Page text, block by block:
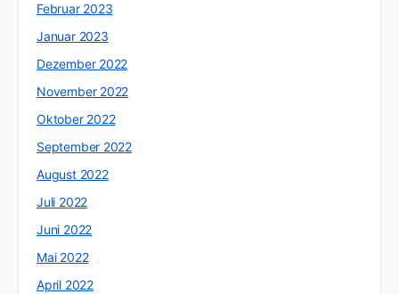
Februar 2023
Januar 2023
Dezember 2022
November 2022
Oktober 2022
September 2022
August 2022
Juli 2022
Juni 2022
Mai 2022
April 2022